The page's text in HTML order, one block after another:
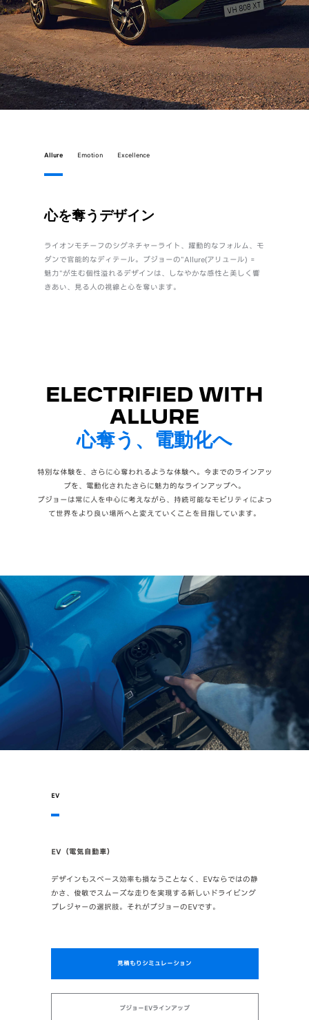
心を奪うデザイン
ライオンモチーフのシグネチャーライト、躍動的なフォルム、モ
ダンで官能的なディテール。プジョーの"Allure(アリュール) ＝
魅力"が生む個性溢れるデザインは、しなやかな感性と美しく響
きあい、見る人の視線と心を奪います。
Allure Emotion Excellence
ELECTRIFIED WITH
ALLURE
心奪う、電動化へ
特別な体験を、さらに心奪われるような体験へ。今までのラインアッ
プを、電動化されたさらに魅力的なラインアップへ。
プジョーは常に人を中心に考えながら、持続可能なモビリティによっ
て世界をより良い場所へと変えていくことを目指しています。
EV（電気自動車）
デザインもスペース効率も損なうことなく、EVならではの静
かさ、俊敏でスムーズな走りを実現する新しいドライビング
プレジャーの選択肢。それがプジョーのEVです。
見積もりシミュレーション
プジョーEVラインアップ
EV